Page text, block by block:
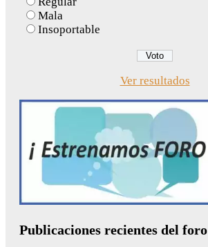
Mala
Insoportable
Ver resultados
Publicaciones recientes del foro